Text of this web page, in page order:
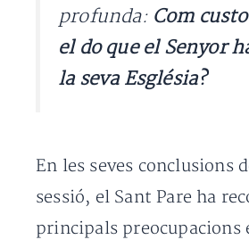
profunda: Com
el do que el Senyor
la seva Església?
En les seves conclusions
sessió, el Sant Pare ha
principals preocupacions